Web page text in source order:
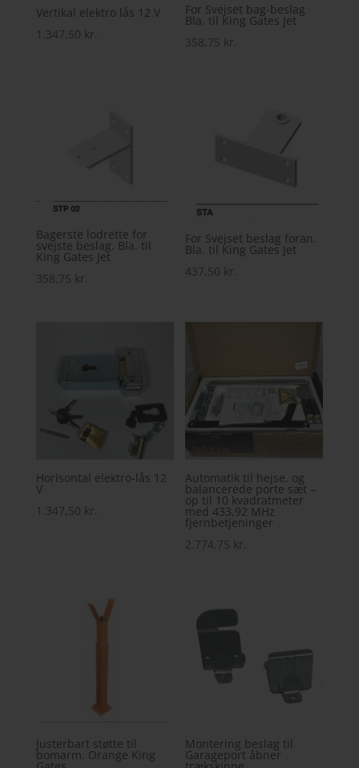
Vertikal elektro lås 12 V
1.347,50 kr.
For Svejset bag-beslag
Bla. til King Gates Jet
358,75 kr.
Bagerste lodrette for
svejste beslag. Bla. til
King Gates Jet
358,75 kr.
For Svejset beslag foran.
Bla. til King Gates Jet
437,50 kr.
Horisontal elektro-lås 12
V
1.347,50 kr.
Automatik til hejse, og
balancerede porte sæt –
op til 10 kvadratmeter
med 433,92 MHz
fjernbetjeninger
2.774,75 kr.
Justerbart støtte til
bomarm. Orange King
Montering beslag til
Garageport åbner